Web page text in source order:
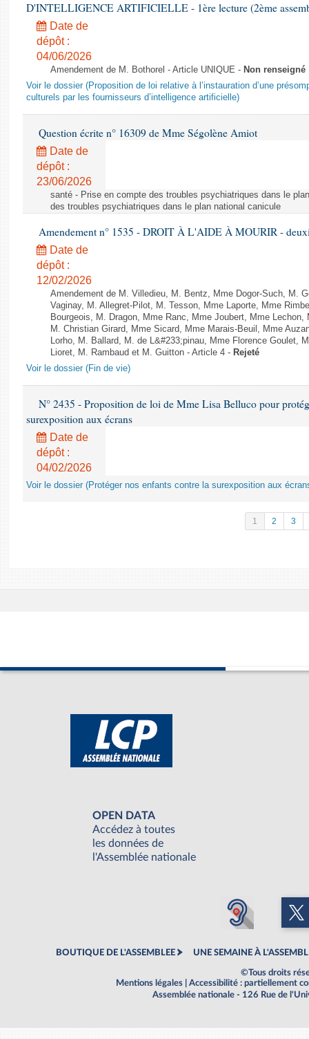
D'INTELLIGENCE ARTIFICIELLE - 1ère lecture (2ème
Date de
dépôt :
04/06/2026
Amendement de M. Bothorel - Article UNIQUE - Non renseigné
Voir le dossier (Proposition de loi relative à l’instauration d’une
culturels par les fournisseurs d’intelligence artificielle)
Question écrite n° 16309 de Mme Ségolène Amiot
Date de
dépôt :
23/06/2026
santé - Prise en compte des troubles psychiatriques dans le
des troubles psychiatriques dans le plan national canicule
Amendement n° 1535 - DROIT À L'AIDE À MOURIR -
Date de
dépôt :
12/02/2026
Amendement de M. Villedieu, M. Bentz, Mme Dogor-Such, M.
Vaginay, M. Allegret-Pilot, M. Tesson, Mme Laporte, Mme
Bourgeois, M. Dragon, Mme Ranc, Mme Joubert, Mme
M. Christian Girard, Mme Sicard, Mme Marais-Beuil, Mme
Lorho, M. Ballard, M. de L&#233;pinau, Mme Florence Goulet,
Lioret, M. Rambaud et M. Guitton - Article 4 - Rejeté
Voir le dossier (Fin de vie)
N° 2435 - Proposition de loi de Mme Lisa Belluco pour
surexposition aux écrans
Date de
dépôt :
04/02/2026
Voir le dossier (Protéger nos enfants contre la surexposition aux
1 2 3
OPEN DATA
Accédez à toutes
les données de
l'Assemblée nationale
BOUTIQUE DE L'ASSEMBLEE UNE SEMAINE À
©Tous droits
Mentions légales
Accessibilité : partiellement
Assemblée nationale - 126 Rue de